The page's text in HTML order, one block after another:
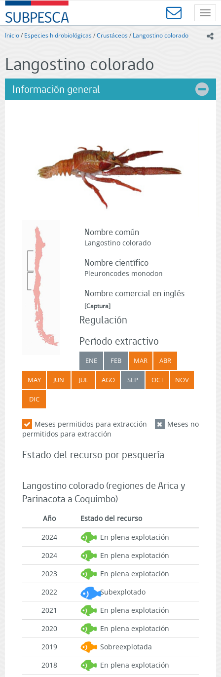
Contenido
principal
SUBPESCA
-
Subsecretaría
Acuicultura
-
Gobierno
de
Inicio/ Especies hidrobiológicas/Crustáceos/ Langostino colorado
Langostino colorado
Información general
Nombre común
Langostino colorado
Nombre científico
Pleuroncodes monodon
Nombre comercial en inglés
[Captura]
Regulación
Período extractivo
ENE FEB MAR ABR
MAY JUN JUL AGO SEP OCT NOV
DIC
Meses permitidos para extracción
Meses no
permitidos para extracción
Estado del recurso por pesquería
Langostino colorado (regiones de Arica y
Parinacota a Coquimbo)
Año
Estado del recurso
2024
En plena explotación
2024
En plena explotación
2023
En plena explotación
2022
Subexplotado
2021
En plena explotación
2020
En plena explotación
2019
Sobreexplotada
2018
En plena explotación